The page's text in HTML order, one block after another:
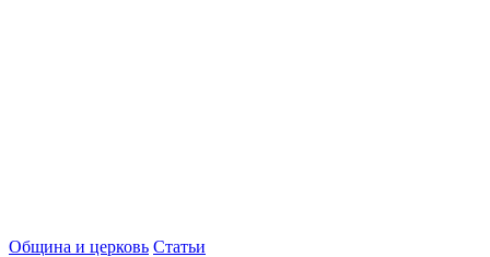
Община и церковь Статьи